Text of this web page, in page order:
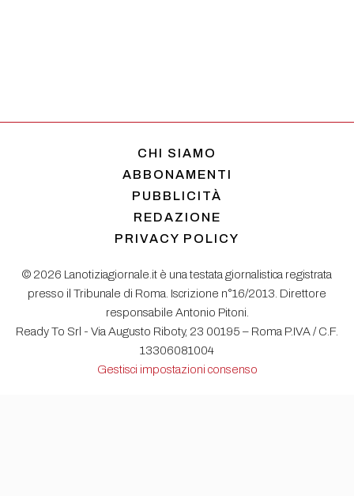
CHI SIAMO
ABBONAMENTI
PUBBLICITÀ
REDAZIONE
PRIVACY POLICY
© 2026 Lanotiziagiornale.it è una testata giornalistica registrata
presso il Tribunale di Roma. Iscrizione n°16/2013. Direttore
responsabile Antonio Pitoni.
Ready To Srl - Via Augusto Riboty, 23 00195 – Roma P.IVA / C.F.
13306081004
Gestisci impostazioni consenso